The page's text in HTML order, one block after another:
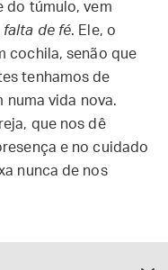
do túmulo, vem
falta de fé. Ele, o
cochila, senão que
tenhamos de
numa vida nova.
que nos dê
e no cuidado
nunca de nos